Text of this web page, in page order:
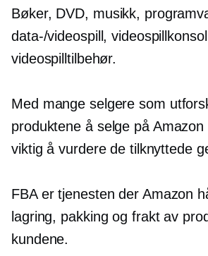
Bøker, DVD, musikk,
data-/videospill,
videospilltilbehør.
Med mange selgere som
produktene å selge på
viktig å vurdere de tilknyttede
FBA er tjenesten der Amazon
lagring, pakking og frakt av
kundene.